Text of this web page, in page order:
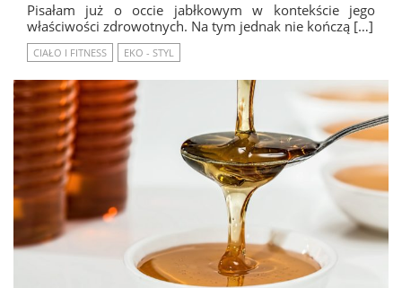
Pisałam już o occie jabłkowym w kontekście jego
właściwości zdrowotnych. Na tym jednak nie kończą […]
CIAŁO I FITNESS EKO - STYL